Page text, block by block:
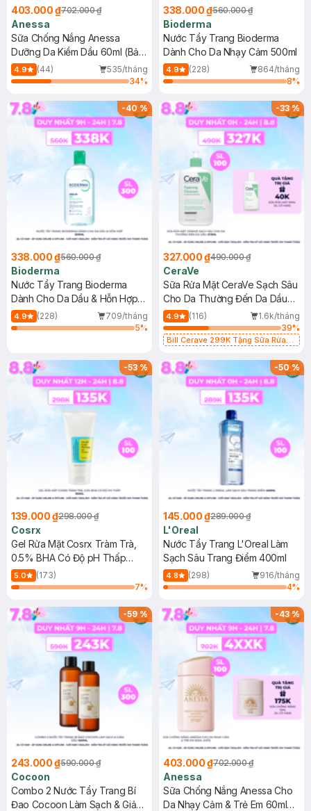
403.000 ₫702.000 ₫
Anessa
Sữa Chống Nắng Anessa
Dưỡng Da Kiềm Dầu 60ml (Bản
Mới)
4.9 (44)
535/tháng
34%
338.000 ₫560.000 ₫
Bioderma
Nước Tẩy Trang Bioderma
Dành Cho Da Nhạy Cảm 500ml
4.9 (228)
864/tháng
8%
-40%
338.000 ₫560.000 ₫
Bioderma
Nước Tẩy Trang Bioderma
Dành Cho Da Dầu & Hỗn Hợp
500ml
4.9 (228)
709/tháng
5%
-33%
327.000 ₫490.000 ₫
CeraVe
Sữa Rửa Mặt CeraVe Sạch Sâu
Cho Da Thường Đến Da Dầu
473ml
4.9 (116)
1.6k/tháng
39%
Bill Cerave 299K Tặng Sữa Rửa
-53%
139.000 ₫298.000 ₫
Cosrx
Gel Rửa Mặt Cosrx Tràm Trà,
0.5% BHA Có Độ pH Thấp
150ml
5.0
(173)
7%
-50%
145.000 ₫289.000 ₫
L'Oreal
Nước Tẩy Trang L'Oreal Làm
Sạch Sâu Trang Điểm 400ml
4.8 (298)
916/tháng
4%
-59%
243.000 ₫590.000 ₫
Cocoon
Combo 2 Nước Tẩy Trang Bí
Đao Cocoon Làm Sạch & Giảm
-43%
403.000 ₫702.000 ₫
Anessa
Sữa Chống Nắng Anessa Cho
Da Nhạy Cảm & Trẻ Em 60ml